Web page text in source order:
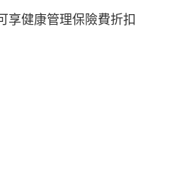
享健康管理保險費折扣